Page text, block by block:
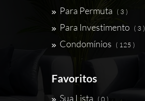
Para Permuta ( 3 )
Para Investimento ( 3 )
Condomínios ( 125 )
Favoritos
Sua Lista ( 0 )